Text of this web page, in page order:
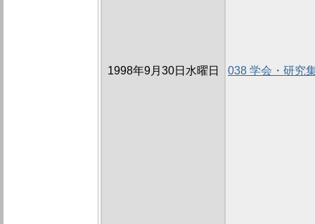
1998年9月30日水曜日 038 学会・研究